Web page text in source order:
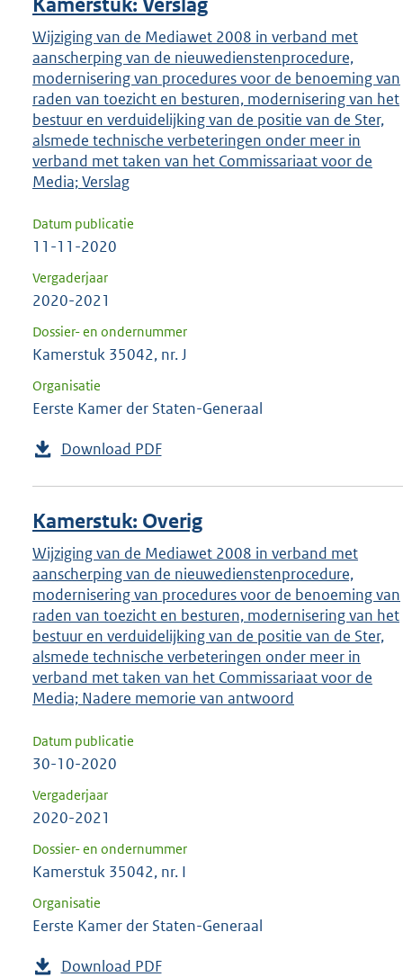
Wijziging van de Mediawet 2008 in verband met
aanscherping van de nieuwedienstenprocedure,
modernisering van procedures voor de benoeming van
raden van toezicht en besturen, modernisering van het
bestuur en verduidelijking van de positie van de Ster,
alsmede technische verbeteringen onder meer in
verband met taken van het Commissariaat voor de
Media; Verslag
Datum publicatie
11-11-2020
Vergaderjaar
2020-2021
Dossier- en ondernummer
Kamerstuk 35042, nr. J
Organisatie
Eerste Kamer der Staten-Generaal
Download PDF
Kamerstuk: Overig
Wijziging van de Mediawet 2008 in verband met
aanscherping van de nieuwedienstenprocedure,
modernisering van procedures voor de benoeming van
raden van toezicht en besturen, modernisering van het
bestuur en verduidelijking van de positie van de Ster,
alsmede technische verbeteringen onder meer in
verband met taken van het Commissariaat voor de
Media; Nadere memorie van antwoord
Datum publicatie
30-10-2020
Vergaderjaar
2020-2021
Dossier- en ondernummer
Kamerstuk 35042, nr. I
Organisatie
Eerste Kamer der Staten-Generaal
Download PDF